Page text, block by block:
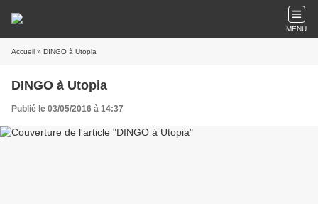
MENU
Accueil » DINGO à Utopia
DINGO à Utopia
Publié le 03/05/2016 à 14:37